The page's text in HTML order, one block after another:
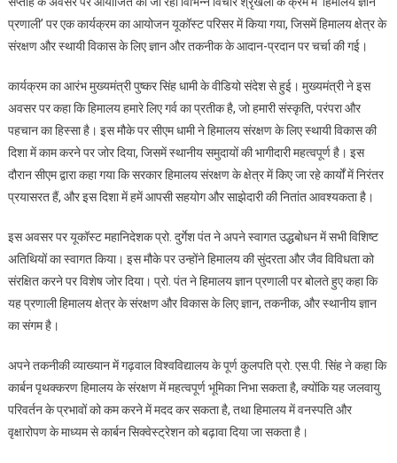
और
पहचान:
मुख्यमंत्री
प्रणाली’ पर एक कार्यक्रम का आयोजन यूकॉस्ट परिसर में किया गया, जिसमें हिमालय क्षेत्र के
संरक्षण और स्थायी विकास के लिए ज्ञान और तकनीक के आदान-प्रदान पर चर्चा की गई।
कार्यक्रम का आरंभ मुख्यमंत्री पुष्कर सिंह धामी के वीडियो संदेश से हुई। मुख्यमंत्री ने इस
अवसर पर कहा कि हिमालय हमारे लिए गर्व का प्रतीक है, जो हमारी संस्कृति, परंपरा और
पहचान का हिस्सा है। इस मौके पर सीएम धामी ने हिमालय संरक्षण के लिए स्थायी विकास की
दिशा में काम करने पर जोर दिया, जिसमें स्थानीय समुदायों की भागीदारी महत्वपूर्ण है। इस
दौरान सीएम द्वारा कहा गया कि सरकार हिमालय संरक्षण के क्षेत्र में किए जा रहे कार्यों में निरंतर
प्रयासरत हैं, और इस दिशा में हमें आपसी सहयोग और साझेदारी की नितांत आवश्यकता है।
इस अवसर पर यूकॉस्ट महानिदेशक प्रो. दुर्गेश पंत ने अपने स्वागत उद्धबोधन में सभी विशिष्ट
अतिथियों का स्वागत किया। इस मौके पर उन्होंने हिमालय की सुंदरता और जैव विविधता को
संरक्षित करने पर विशेष जोर दिया। प्रो. पंत ने हिमालय ज्ञान प्रणाली पर बोलते हुए कहा कि
यह प्रणाली हिमालय क्षेत्र के संरक्षण और विकास के लिए ज्ञान, तकनीक, और स्थानीय ज्ञान
का संगम है।
अपने तकनीकी व्याख्यान में गढ़वाल विश्वविद्यालय के पूर्ण कुलपति प्रो. एस.पी. सिंह ने कहा कि
कार्बन पृथक्करण हिमालय के संरक्षण में महत्वपूर्ण भूमिका निभा सकता है, क्योंकि यह जलवायु
परिवर्तन के प्रभावों को कम करने में मदद कर सकता है, तथा हिमालय में वनस्पति और
वृक्षारोपण के माध्यम से कार्बन सिक्वेस्ट्रेशन को बढ़ावा दिया जा सकता है।